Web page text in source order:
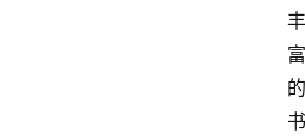
丰
富
的
书